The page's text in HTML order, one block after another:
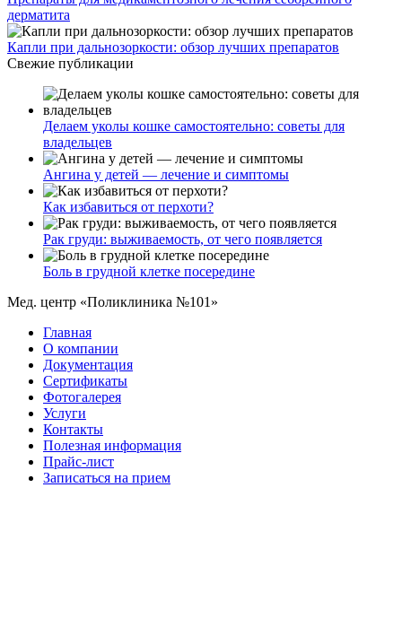
дерматита
Капли при дальнозоркости: обзор лучших препаратов
Свежие публикации
Делаем уколы кошке самостоятельно: советы для
владельцев
Ангина у детей — лечение и симптомы
Как избавиться от перхоти?
Рак груди: выживаемость, от чего появляется
Боль в грудной клетке посередине
Мед. центр «Поликлиника №101»
Главная
О компании
Документация
Сертификаты
Фотогалерея
Услуги
Контакты
Полезная информация
Прайс-лист
Записаться на прием